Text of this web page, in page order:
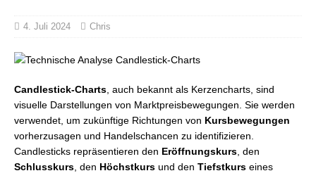
4. Juli 2024 Chris
Candlestick-Charts , auch bekannt als Kerzencharts, sind
visuelle Darstellungen von Marktpreisbewegungen. Sie werden
verwendet, um zukünftige Richtungen von Kursbewegungen
vorherzusagen und Handelschancen zu identifizieren.
Candlesticks repräsentieren den Eröffnungskurs , den
Schlusskurs , den Höchstkurs und den Tiefstkurs eines